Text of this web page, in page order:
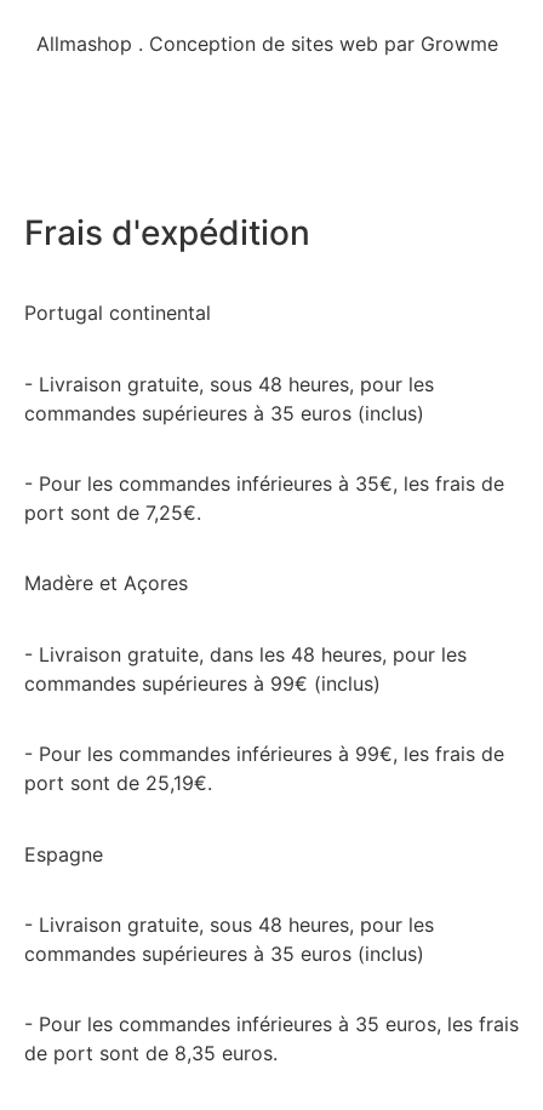
Allmashop . Conception de sites web par Growme
Frais d'expédition
Portugal continental
- Livraison gratuite, sous 48 heures, pour les
commandes supérieures à 35 euros (inclus)
- Pour les commandes inférieures à 35€, les frais de
port sont de 7,25€.
Madère et Açores
- Livraison gratuite, dans les 48 heures, pour les
commandes supérieures à 99€ (inclus)
- Pour les commandes inférieures à 99€, les frais de
port sont de 25,19€.
Espagne
- Livraison gratuite, sous 48 heures, pour les
commandes supérieures à 35 euros (inclus)
- Pour les commandes inférieures à 35 euros, les frais
de port sont de 8,35 euros.